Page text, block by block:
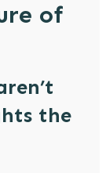
of
the